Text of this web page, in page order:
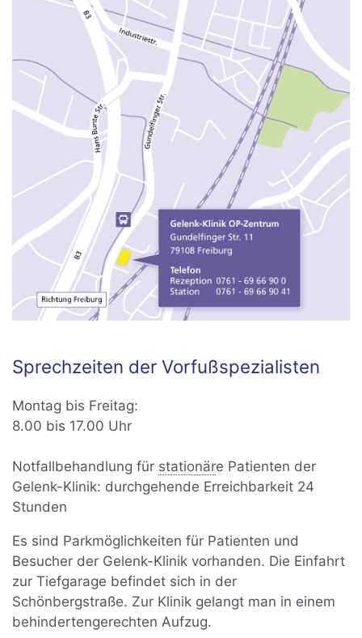
Sprechzeiten der Vorfußspezialisten
Montag bis Freitag:
8.00 bis 17.00 Uhr
Notfallbehandlung für stationäre Patienten der
Gelenk-Klinik: durchgehende Erreichbarkeit 24
Stunden
Es sind Parkmöglichkeiten für Patienten und
Besucher der Gelenk-Klinik vorhanden. Die Einfahrt
zur Tiefgarage befindet sich in der
Schönbergstraße. Zur Klinik gelangt man in einem
behindertengerechten Aufzug.